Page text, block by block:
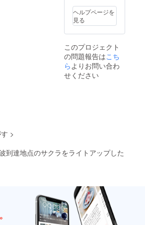
備考欄にご希望
のお名前をご記
入ください。希
望されない場合
は、「掲載不
要」と備考欄に
ご記入くださ
い。 ★ライト
アップした動画
子、掲載名：掲
ヘルプページを
見る
このプロジェクト
の問題報告はこち
らよりお問い合わ
せください
>
到達地点のサクラをライトアップした